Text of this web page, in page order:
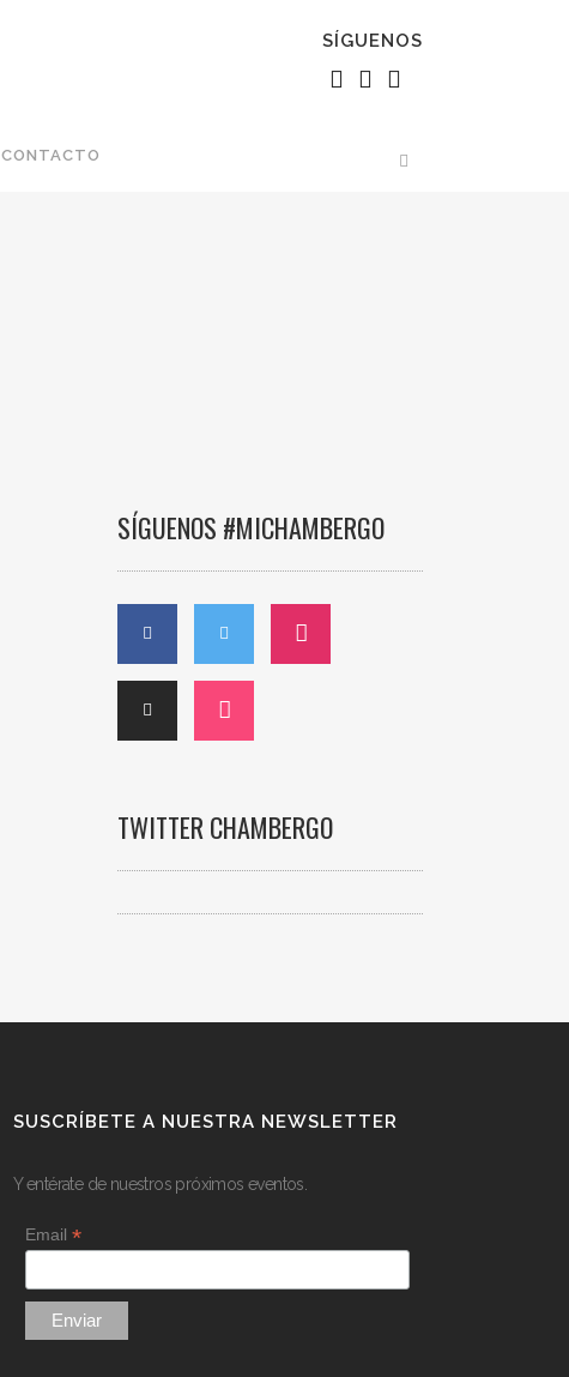
SÍGUENOS
CONTACTO
SÍGUENOS #MICHAMBERGO
TWITTER CHAMBERGO
SUSCRÍBETE A NUESTRA NEWSLETTER
Y entérate de nuestros próximos eventos.
Email*